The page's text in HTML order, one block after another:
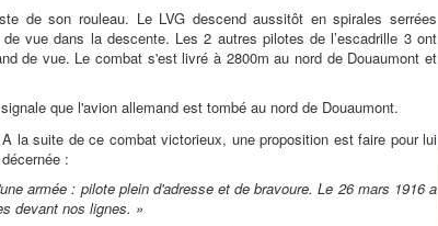
de son rouleau. Le LVG descend aussitôt en spirales serrées
vue dans la descente. Les 2 autres pilotes de l’escadrille 3 ont
de vue. Le combat s'est livré à 2800m au nord de Douaumont et
que l'avion allemand est tombé au nord de Douaumont.
la suite de ce combat victorieux, une proposition est faire pour lui
:
armée : pilote plein d'adresse et de bravoure. Le 26 mars 1916 a
devant nos lignes. »